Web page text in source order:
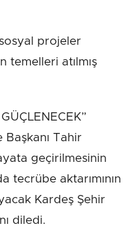
projeler
temelleri atılmış
Tahir
geçirilmesinin
tecrübe aktarımının
Kardeş Şehir
diledi.